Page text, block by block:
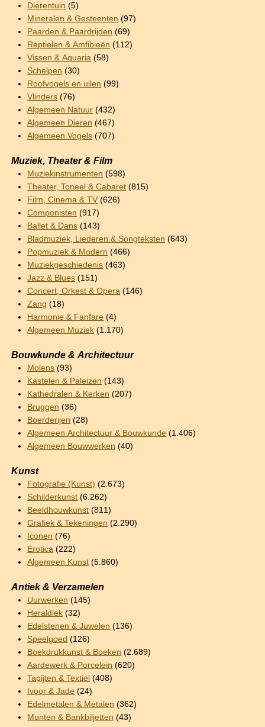
Dierentuin (5)
Mineralen & Gesteenten (97)
Paarden & Paardrijden (69)
Reptielen & Amfibieën (112)
Vissen & Aquaria (58)
Schelpen (30)
Roofvogels en uilen (99)
Vlinders (76)
Algemeen Natuur (432)
Algemeen Dieren (467)
Algemeen Vogels (707)
Muziek, Theater & Film
Muziekinstrumenten (598)
Theater, Toneel & Cabaret (815)
Film, Cinema & TV (626)
Componisten (917)
Ballet & Dans (143)
Bladmuziek, Liederen & Songteksten (643)
Popmuziek & Modern (466)
Muziekgeschiedenis (463)
Jazz & Blues (151)
Concert, Orkest & Opera (146)
Zang (18)
Harmonie & Fanfare (4)
Algemeen Muziek (1.170)
Bouwkunde & Architectuur
Molens (93)
Kastelen & Paleizen (143)
Kathedralen & Kerken (207)
Bruggen (36)
Boerderijen (28)
Algemeen Architectuur & Bouwkunde (1.406)
Algemeen Bouwwerken (40)
Kunst
Fotografie (Kunst) (2.673)
Schilderkunst (6.262)
Beeldhouwkunst (811)
Grafiek & Tekeningen (2.290)
Iconen (76)
Erotica (222)
Algemeen Kunst (5.860)
Antiek & Verzamelen
Uurwerken (145)
Heraldiek (32)
Edelstenen & Juwelen (136)
Speelgoed (126)
Boekdrukkunst & Boeken (2.689)
Aardewerk & Porcelein (620)
Tapijten & Textiel (408)
Ivoor & Jade (24)
Edelmetalen & Metalen (362)
Munten & Bankbiljetten (43)